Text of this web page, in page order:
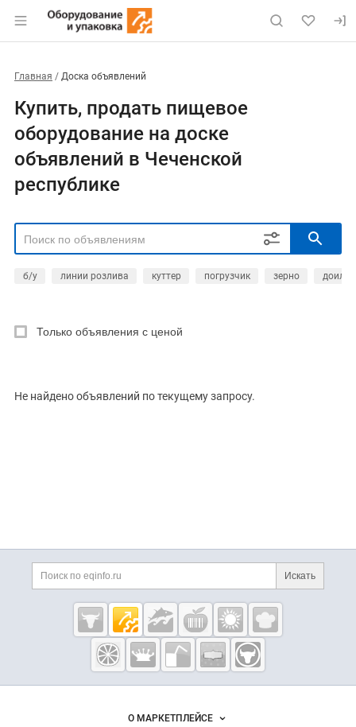
Главная Доска объявлений
Купить, продать пищевое
оборудование на доске
объявлений в Чеченской
республике
б/у линии розлива куттер погрузчик зерно
РЕГИОН Выбрать регион
РУБРИКА
Только объявления с ценой
Не найдено объявлений по текущему запросу.
Искать
Eqinfo.ru —
пищевое
оборудование
и упаковка
О МАРКЕТПЛЕЙСЕ